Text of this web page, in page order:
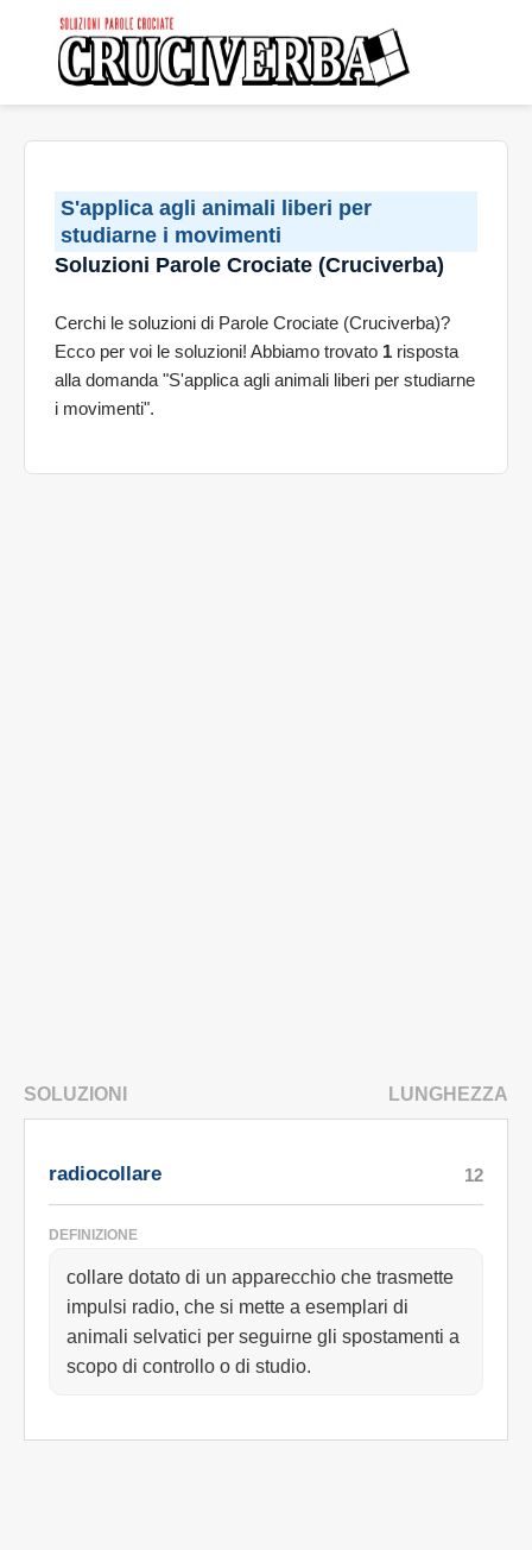
S'applica agli animali liberi per
studiarne i movimenti
Soluzioni Parole Crociate (Cruciverba)
Cerchi le soluzioni di Parole Crociate (Cruciverba)?
Ecco per voi le soluzioni! Abbiamo trovato 1 risposta
alla domanda "S'applica agli animali liberi per studiarne
i movimenti".
SOLUZIONI LUNGHEZZA
radiocollare
DEFINIZIONE
collare dotato di un apparecchio che trasmette
impulsi radio, che si mette a esemplari di
animali selvatici per seguirne gli spostamenti a
scopo di controllo o di studio.
12